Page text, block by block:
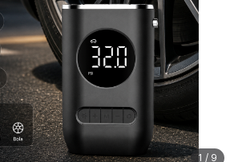
1 / 9